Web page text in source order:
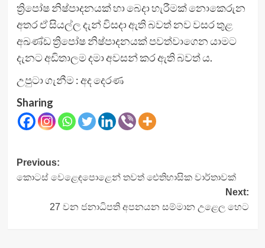
ත්‍රිපෝෂ නිෂ්පාදනයක් හා බෙදා හැරීමක් නොකෙරුන
අතර ඒ සියල්ල දැන් විසදා ඇති බවත් නව වසර තුළ
අඛණ්ඩ ත්‍රිපෝෂ නිෂ්පාදනයක් පවත්වාගෙන යාමට
දැනට අඩිතාලම දමා අවසන් කර ඇති බවත් ය.
උපුටා ගැනීම : අද දෙරණ
Sharing
Post
navigation
Previous:
කොටස් වෙළෙඳපොළෙන් තවත් ඓතිහාසික වාර්තාවක්
Next:
27 වන ජනාධිපති අපනයන සම්මාන උළෙල හෙට